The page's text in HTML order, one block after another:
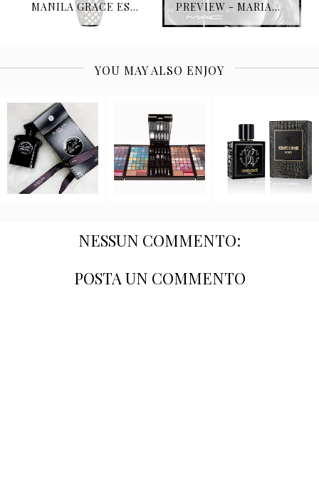
MANILA GRACE ESORDISCE NEL MONDO DELLA PROFUMERIA. PREVIEW - MARIAH CAREY FT M.A.C. COSMETICS “ALL I WANT”
YOU MAY ALSO ENJOY
NESSUN COMMENTO:
POSTA UN COMMENTO